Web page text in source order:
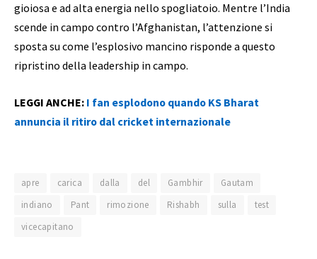
gioiosa e ad alta energia nello spogliatoio. Mentre l’India
scende in campo contro l’Afghanistan, l’attenzione si
sposta su come l’esplosivo mancino risponde a questo
ripristino della leadership in campo.
LEGGI ANCHE: I fan esplodono quando KS Bharat
annuncia il ritiro dal cricket internazionale
apre carica dalla del Gambhir
Gautam
indiano
Pant rimozione Rishabh sulla
test
vicecapitano